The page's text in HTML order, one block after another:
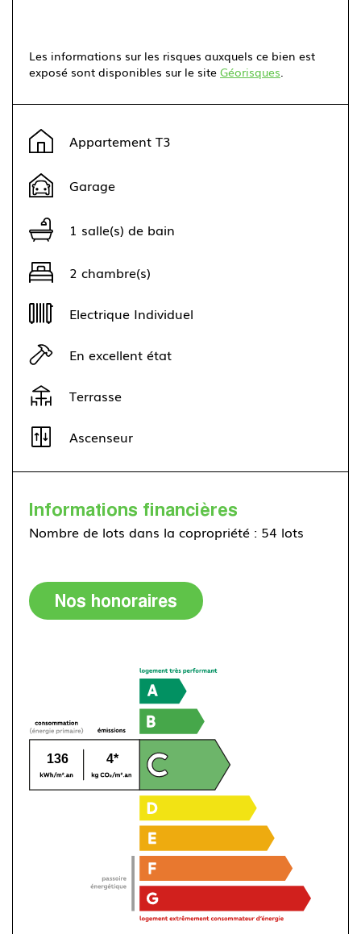
Les informations sur les risques auxquels ce bien est
exposé sont disponibles sur le site Géorisques.
+
−
Appartement T3
Garage
1 salle(s) de bain
2 chambre(s)
Electrique Individuel
En excellent état
Terrasse
Ascenseur
Informations financières
Nombre de lots dans la copropriété : 54 lots
Nos honoraires
136 4*